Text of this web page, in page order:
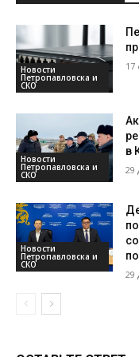
Новости
Петропавловска и
СКО
17
Новости
Петропавловска и
СКО
в
29
Новости
Петропавловска и
СКО
29